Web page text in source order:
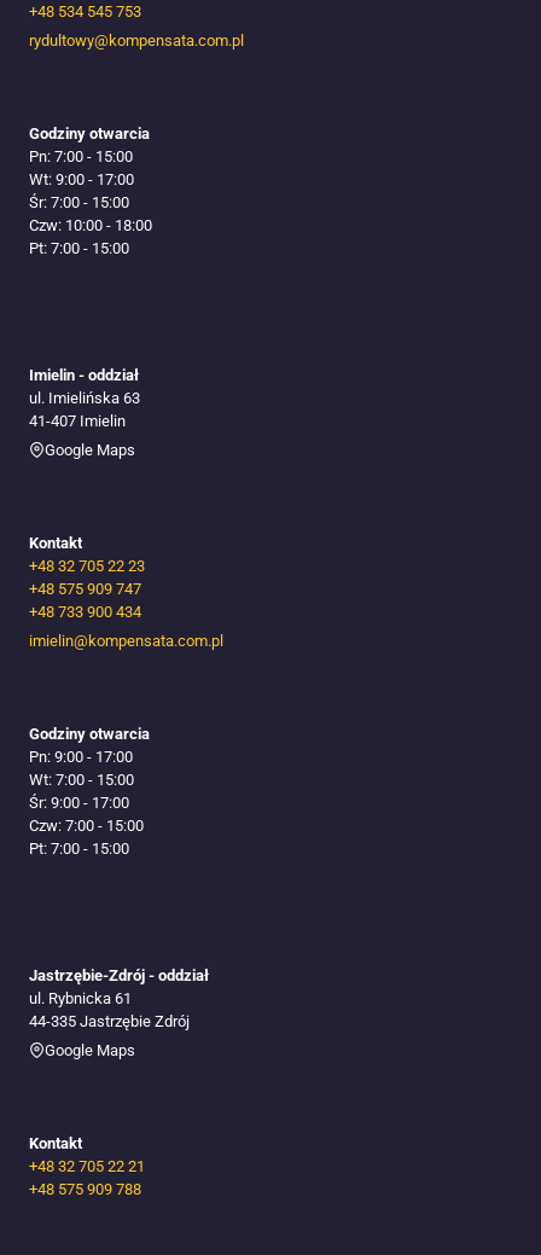
+48 534 545 753​
rydultowy@kompensata.com.pl
Godziny otwarcia
Pn: 7:00 - 15:00
Wt: 9:00 - 17:00
Śr: 7:00 - 15:00
Czw: 10:00 - 18:00
Pt: 7:00 - 15:00
Imielin - oddział
ul. Imielińska 63
41-407 Imielin
Google Maps
Kontakt
+48 32 705 22 23
+48 575 909 747
+48 733 900 434
imielin@kompensata.com.pl
Godziny otwarcia
Pn: 9:00 - 17:00
Wt: 7:00 - 15:00
Śr: 9:00 - 17:00
Czw: 7:00 - 15:00
Pt: 7:00 - 15:00
Jastrzębie-Zdrój - oddział
ul. Rybnicka 61
44-335 Jastrzębie Zdrój
Google Maps
Kontakt
+48 32 705 22 21
+48 575 909 788